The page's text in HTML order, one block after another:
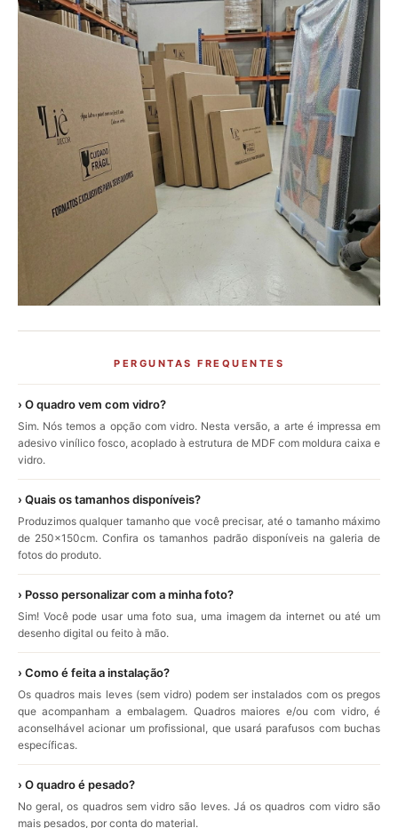
PERGUNTAS FREQUENTES
› O quadro vem com vidro?
Sim. Nós temos a opção com vidro. Nesta versão, a arte é impressa em
adesivo vinílico fosco, acoplado à estrutura de MDF com moldura caixa e
vidro.
› Quais os tamanhos disponíveis?
Produzimos qualquer tamanho que você precisar, até o tamanho máximo
de 250x150cm. Confira os tamanhos padrão disponíveis na galeria de
fotos do produto.
› Posso personalizar com a minha foto?
Sim! Você pode usar uma foto sua, uma imagem da internet ou até um
desenho digital ou feito à mão.
› Como é feita a instalação?
Os quadros mais leves (sem vidro) podem ser instalados com os pregos
que acompanham a embalagem. Quadros maiores e/ou com vidro, é
aconselhável acionar um profissional, que usará parafusos com buchas
específicas.
› O quadro é pesado?
No geral, os quadros sem vidro são leves. Já os quadros com vidro são
mais pesados, por conta do material.